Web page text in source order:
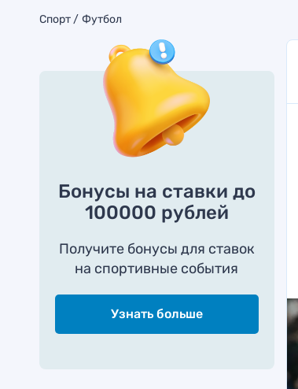
Спорт Футбол
Бонусы на ставки до
100000 рублей
Получите бонусы для ставок
на спортивные события
Узнать больше